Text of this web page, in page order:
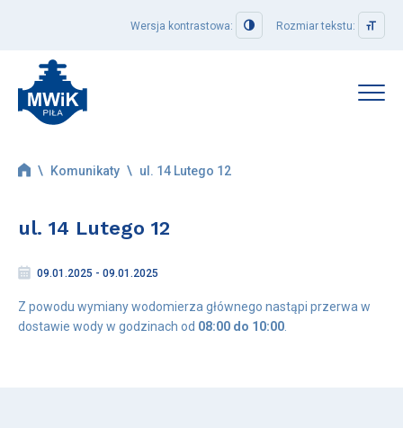
Wersja kontrastowa: Rozmiar tekstu:
Strefa klienta
Formularze i wnioski
Podaj stan licznika
Ogólne Warunki Umowy o zaopatrzenie w wodę lub odprowadzanie
\ Komunikaty \ ul. 14 Lutego 12
ul. 14 Lutego 12
09.01.2025 - 09.01.2025
Z powodu wymiany wodomierza głównego nastąpi przerwa w
dostawie wody w godzinach od 08:00 do 10:00